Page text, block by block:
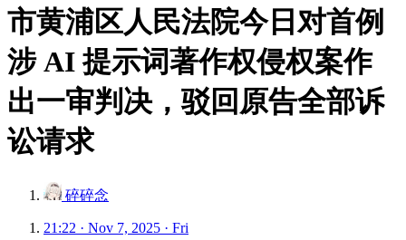
市黄浦区人民法院今日对首例
涉 AI 提示词著作权侵权案作
出一审判决，驳回原告全部诉
讼请求
碎碎念
21:22 · Nov 7, 2025 · Fri